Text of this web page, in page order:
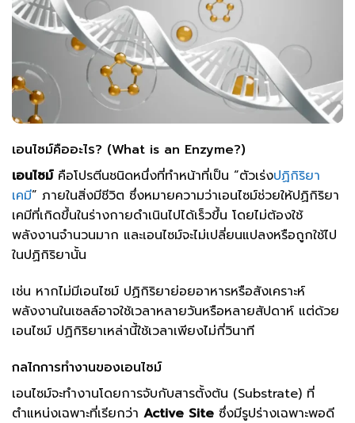
เอนไซม์คืออะไร? (What is an Enzyme?)
เอนไซม์คือโปรตีนชนิดหนึ่งที่ทำหน้าที่เป็น “ตัวเร่งปฏิกิริยา
เคมี” ภายในสิ่งมีชีวิต ซึ่งหมายความว่าเอนไซม์ช่วยให้ปฏิกิริยา
เคมีที่เกิดขึ้นในร่างกายดำเนินไปได้เร็วขึ้น โดยไม่ต้องใช้
พลังงานจำนวนมาก และเอนไซม์จะไม่เปลี่ยนแปลงหรือถูกใช้ไป
ในปฏิกิริยานั้น
เช่น หากไม่มีเอนไซม์ ปฏิกิริยาย่อยอาหารหรือสังเคราะห์
พลังงานในเซลล์อาจใช้เวลาหลายวันหรือหลายสัปดาห์ แต่ด้วย
เอนไซม์ ปฏิกิริยาเหล่านี้ใช้เวลาเพียงไม่กี่วินาที
กลไกการทำงานของเอนไซม์
เอนไซม์จะทำงานโดยการจับกับสารตั้งต้น (Substrate) ที่
ตำแหน่งเฉพาะที่เรียกว่า Active Site ซึ่งมีรูปร่างเฉพาะพอดี